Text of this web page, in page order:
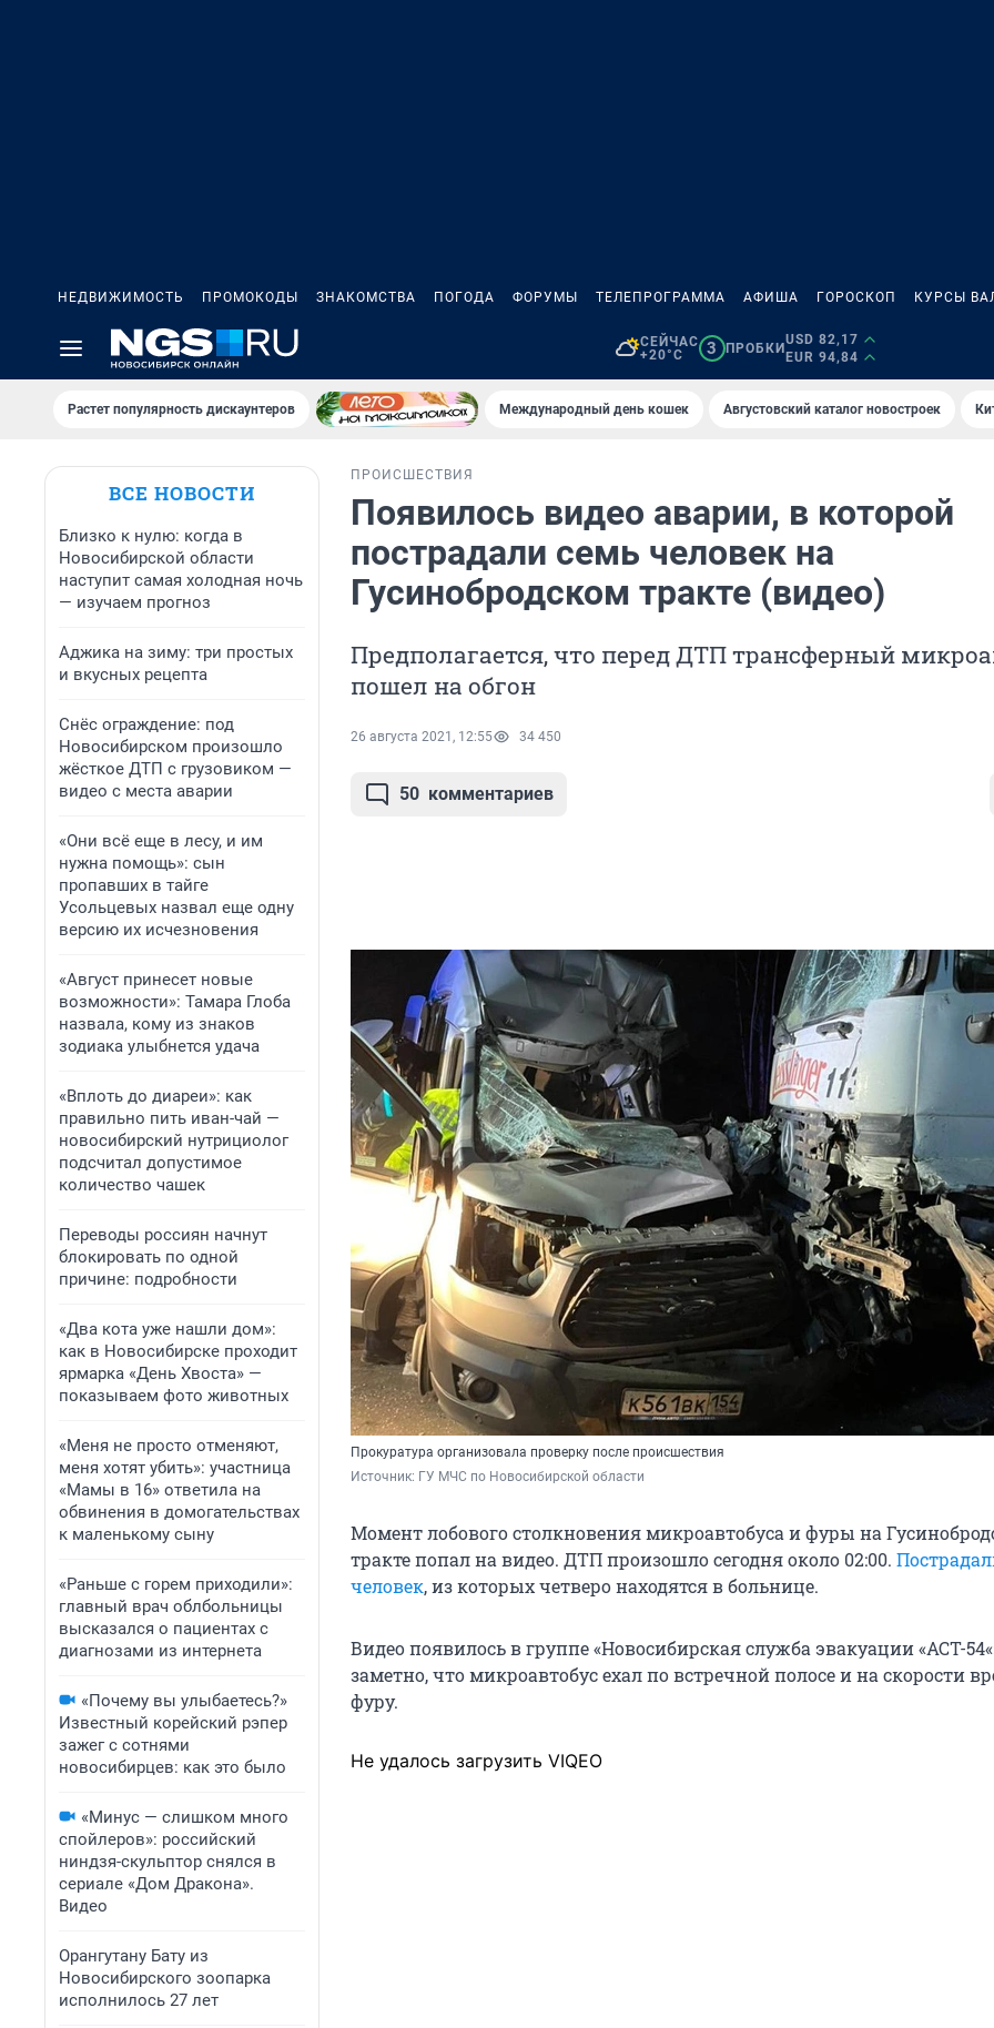
НЕДВИЖИМОСТЬ ПРОМОКОДЫ ЗНАКОМСТВА ПОГОДА ФОРУМЫ ТЕЛЕПРОГРАММА АФИША ГОРОСКОП КУРСЫ
СЕЙЧАС
+20°C
3 ПРОБКИ
USD 82,17
EUR 94,84
Растет популярность дискаунтеров Международный день кошек Августовский каталог новостроек
ВСЕ НОВОСТИ
Близко к нулю: когда в
Новосибирской области
наступит самая холодная ночь
— изучаем прогноз
Аджика на зиму: три простых
и вкусных рецепта
Снёс ограждение: под
Новосибирском произошло
жёсткое ДТП с грузовиком —
видео с места аварии
«Они всё еще в лесу, и им
нужна помощь»: сын
пропавших в тайге
Усольцевых назвал еще одну
версию их исчезновения
«Август принесет новые
возможности»: Тамара Глоба
назвала, кому из знаков
зодиака улыбнется удача
«Вплоть до диареи»: как
правильно пить иван-чай —
новосибирский нутрициолог
подсчитал допустимое
количество чашек
Переводы россиян начнут
блокировать по одной
причине: подробности
«Два кота уже нашли дом»:
как в Новосибирске проходит
ярмарка «День Хвоста» —
показываем фото животных
«Меня не просто отменяют,
меня хотят убить»: участница
«Мамы в 16» ответила на
обвинения в домогательствах
к маленькому сыну
«Раньше с горем приходили»:
главный врач облбольницы
высказался о пациентах с
диагнозами из интернета
«Почему вы улыбаетесь?»
Известный корейский рэпер
зажег с сотнями
новосибирцев: как это было
«Минус — слишком много
спойлеров»: российский
ниндзя-скульптор снялся в
сериале «Дом Дракона».
Видео
Орангутану Бату из
Новосибирского зоопарка
исполнилось 27 лет
ПРОИСШЕСТВИЯ
Появилось видео аварии, в которой
пострадали семь человек на
Гусинобродском тракте (видео)
Предполагается, что перед ДТП трансферный
пошел на обгон
26 августа 2021, 12:55 34 450
50 комментариев
Прокуратура организовала проверку после происшествия
Источник: ГУ МЧС по Новосибирской области
Момент лобового столкновения микроавтобуса и фуры на
тракте попал на видео. ДТП произошло сегодня около 02:00.
человек, из которых четверо находятся в больнице.
Видео появилось в группе «Новосибирская служба эвакуации «АСТ-
заметно, что микроавтобус ехал по встречной полосе и на скорости
фуру.
Не удалось загрузить VIQEO